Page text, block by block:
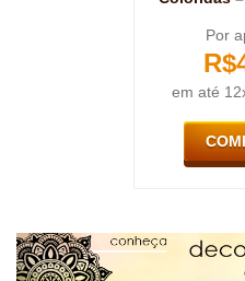
Por
R$
em até